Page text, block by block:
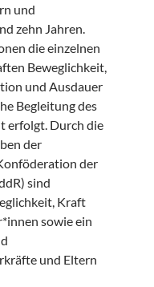
und
zehn Jahren.
die einzelnen
Beweglichkeit,
und Ausdauer
Begleitung des
erfolgt. Durch die
der
der
sind
Kraft
sowie ein
und Eltern